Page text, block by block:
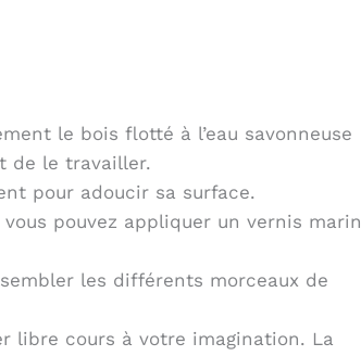
le bois flotté à l’eau savonneuse
de le travailler.
pour adoucir sa surface.
pouvez appliquer un vernis marin
les différents morceaux de
libre cours à votre imagination. La